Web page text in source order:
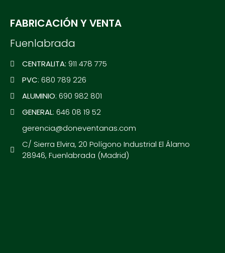
FABRICACIÓN Y VENTA
Fuenlabrada
CENTRALITA: 911 478 775
PVC: 680 789 226
ALUMINIO: 690 982 801
GENERAL: 646 08 19 52
gerencia@doneventanas.com
C/ Sierra Elvira, 20 Polígono Industrial El Álamo
28946, Fuenlabrada (Madrid)